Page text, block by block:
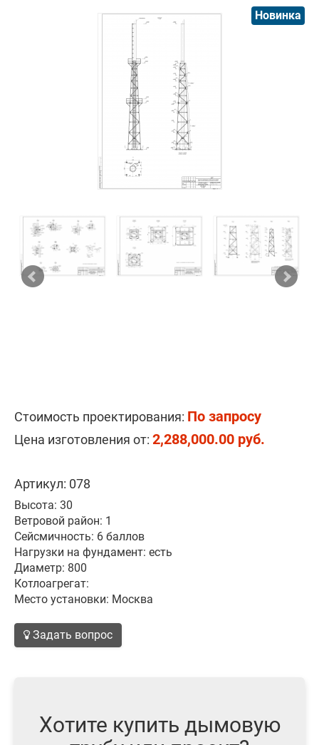
Новинка
Стоимость проектирования: По запросу
Цена изготовления от: 2,288,000.00 руб.
Артикул: 078
Высота: 30
Ветровой район: 1
Сейсмичность: 6 баллов
Нагрузки на фундамент: есть
Диаметр: 800
Котлоагрегат:
Место установки: Москва
Задать вопрос
Хотите купить дымовую